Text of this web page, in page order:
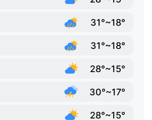
31°~18°
31°~18°
28°~15°
30°~17°
28°~15°